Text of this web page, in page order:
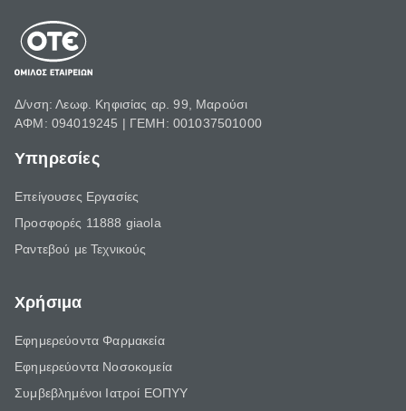
Δ/νση: Λεωφ. Κηφισίας αρ. 99, Μαρούσι
ΑΦΜ: 094019245 | ΓΕΜΗ: 001037501000
Υπηρεσίες
Επείγουσες Εργασίες
Προσφορές 11888 giaola
Ραντεβού με Τεχνικούς
Χρήσιμα
Εφημερεύοντα Φαρμακεία
Εφημερεύοντα Νοσοκομεία
Συμβεβλημένοι Ιατροί ΕΟΠΥΥ